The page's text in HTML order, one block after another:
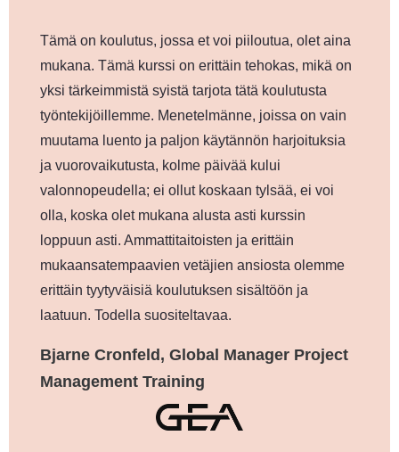
Tämä on koulutus, jossa et voi piiloutua, olet aina
mukana. Tämä kurssi on erittäin tehokas, mikä on
yksi tärkeimmistä syistä tarjota tätä koulutusta
työntekijöillemme. Menetelmänne, joissa on vain
muutama luento ja paljon käytännön harjoituksia
ja vuorovaikutusta, kolme päivää kului
valonnopeudella; ei ollut koskaan tylsää, ei voi
olla, koska olet mukana alusta asti kurssin
loppuun asti. Ammattitaitoisten ja erittäin
mukaansatempaavien vetäjien ansiosta olemme
erittäin tyytyväisiä koulutuksen sisältöön ja
laatuun. Todella suositeltavaa.
Bjarne Cronfeld, Global Manager Project
Management Training